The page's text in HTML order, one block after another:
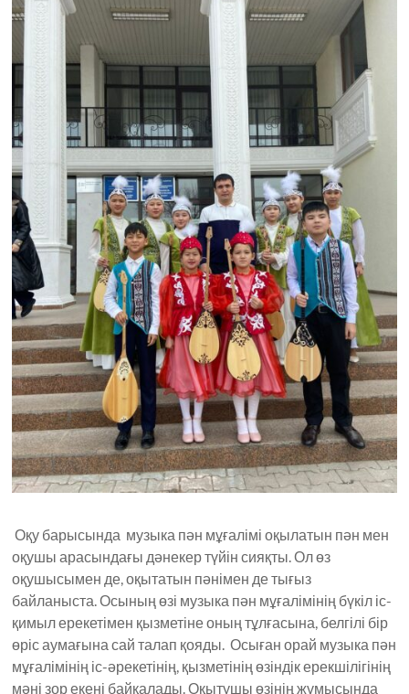
Оқу барысында музыка пән мұғалімі оқылатын пән мен
оқушы арасындағы дәнекер түйін сияқты. Ол өз
оқушысымен де, оқытатын пәнімен де тығыз
байланыста. Осының өзі музыка пән мұғалімінің бүкіл іс-
қимыл ерекетімен қызметіне оның тұлғасына, белгілі бір
өріс аумағына сай талап қояды. Осыған орай музыка пән
мұғалімінің іс-әрекетінің, қызметінің өзіндік ерекшілігінің
мәні зор екені байқалады. Оқытушы өзінің жұмысында